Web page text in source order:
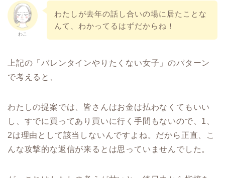
わこ
わたしが去年の話し合いの場に居たことな
んて、わかってるはずだからね！
上記の「バレンタインやりたくない女子」のパターン
で考えると、
わたしの提案では、皆さんはお金は払わなくてもいい
し、すでに買ってあり買いに行く手間もないので、1、
2は理由として該当しないんですよね。だから正直、こ
んな攻撃的な返信が来るとは思っていませんでした。